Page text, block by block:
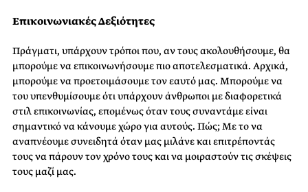
Επικοινωνιακές Δεξιότητες
Πράγματι, υπάρχουν τρόποι που, αν τους ακολουθήσουμε, θα
μπορούμε να επικοινωνήσουμε πιο αποτελεσματικά. Αρχικά,
μπορούμε να προετοιμάσουμε τον εαυτό μας. Μπορούμε να
του υπενθυμίσουμε ότι υπάρχουν άνθρωποι με διαφορετικά
στιλ επικοινωνίας, επομένως όταν τους συναντάμε είναι
σημαντικό να κάνουμε χώρο για αυτούς. Πώς; Με το να
αναπνέουμε συνειδητά όταν μας μιλάνε και επιτρέποντάς
τους να πάρουν τον χρόνο τους και να μοιραστούν τις σκέψεις
τους μαζί μας.